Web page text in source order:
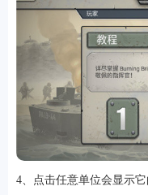
专题
4、点击任意单位会显示